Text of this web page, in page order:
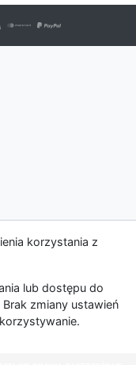
korzystania z
lub dostępu do
zmiany ustawień